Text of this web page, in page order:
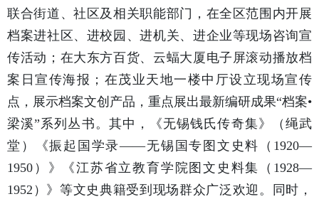
联合街道、社区及相关职能部门，在全区范围内开展
档案进社区、进校园、进机关、进企业等现场咨询宣
传活动；在大东方百货、云蝠大厦电子屏滚动播放档
案日宣传海报；在茂业天地一楼中厅设立现场宣传
点，展示档案文创产品，重点展出最新编研成果“档案•
梁溪”系列丛书。其中，《无锡钱氏传奇集》（绳武
堂）《振起国学录——无锡国专图文史料（1920—
1950）》《江苏省立教育学院图文史料集（1928—
1952）》等文史典籍受到现场群众广泛欢迎。同时，